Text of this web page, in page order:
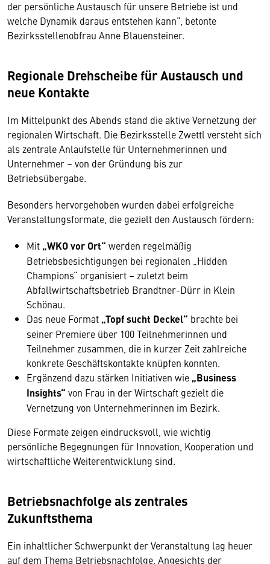
der persönliche Austausch für unsere Betriebe ist und
welche Dynamik daraus entstehen kann“, betonte
Bezirksstellenobfrau Anne Blauensteiner.
Regionale Drehscheibe für Austausch und
neue Kontakte
Im Mittelpunkt des Abends stand die aktive Vernetzung der
regionalen Wirtschaft. Die Bezirksstelle Zwettl versteht sich
als zentrale Anlaufstelle für Unternehmerinnen und
Unternehmer – von der Gründung bis zur
Betriebsübergabe.
Besonders hervorgehoben wurden dabei erfolgreiche
Veranstaltungsformate, die gezielt den Austausch fördern:
Mit „WKO vor Ort“ werden regelmäßig
Betriebsbesichtigungen bei regionalen „Hidden
Champions“ organisiert – zuletzt beim
Abfallwirtschaftsbetrieb Brandtner-Dürr in Klein
Schönau.
Das neue Format „Topf sucht Deckel“ brachte bei
seiner Premiere über 100 Teilnehmerinnen und
Teilnehmer zusammen, die in kurzer Zeit zahlreiche
konkrete Geschäftskontakte knüpfen konnten.
Ergänzend dazu stärken Initiativen wie „Business
Insights“ von Frau in der Wirtschaft gezielt die
Vernetzung von Unternehmerinnen im Bezirk.
Diese Formate zeigen eindrucksvoll, wie wichtig
persönliche Begegnungen für Innovation, Kooperation und
wirtschaftliche Weiterentwicklung sind.
Betriebsnachfolge als zentrales
Zukunftsthema
Ein inhaltlicher Schwerpunkt der Veranstaltung lag heuer
auf dem Thema Betriebsnachfolge. Angesichts der